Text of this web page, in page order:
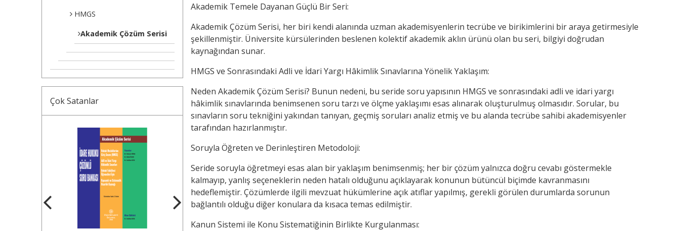
HMGS
Akademik Çözüm Serisi
Çok Satanlar
Akademik Temele Dayanan Güçlü Bir Seri:
Akademik Çözüm Serisi, her biri kendi alanında uzman akademisyenlerin tecrübe ve birikimlerini bir araya getirmesiyle
şekillenmiştir. Üniversite kürsülerinden beslenen kolektif akademik aklın ürünü olan bu seri, bilgiyi doğrudan
kaynağından sunar.
HMGS ve Sonrasındaki Adli ve İdari Yargı Hâkimlik Sınavlarına Yönelik Yaklaşım:
Neden Akademik Çözüm Serisi? Bunun nedeni, bu seride soru yapısının HMGS ve sonrasındaki adli ve idari yargı
hâkimlik sınavlarında benimsenen soru tarzı ve ölçme yaklaşımı esas alınarak oluşturulmuş olmasıdır. Sorular, bu
sınavların soru tekniğini yakından tanıyan, geçmiş soruları analiz etmiş ve bu alanda tecrübe sahibi akademisyenler
tarafından hazırlanmıştır.
Soruyla Öğreten ve Derinleştiren Metodoloji:
Seride soruyla öğretmeyi esas alan bir yaklaşım benimsenmiş; her bir çözüm yalnızca doğru cevabı göstermekle
kalmayıp, yanlış seçeneklerin neden hatalı olduğunu açıklayarak konunun bütüncül biçimde kavranmasını
hedeflemiştir. Çözümlerde ilgili mevzuat hükümlerine açık atıflar yapılmış, gerekli görülen durumlarda sorunun
bağlantılı olduğu diğer konulara da kısaca temas edilmiştir.
Kanun Sistemi ile Konu Sistematiğinin Birlikte Kurgulanması: